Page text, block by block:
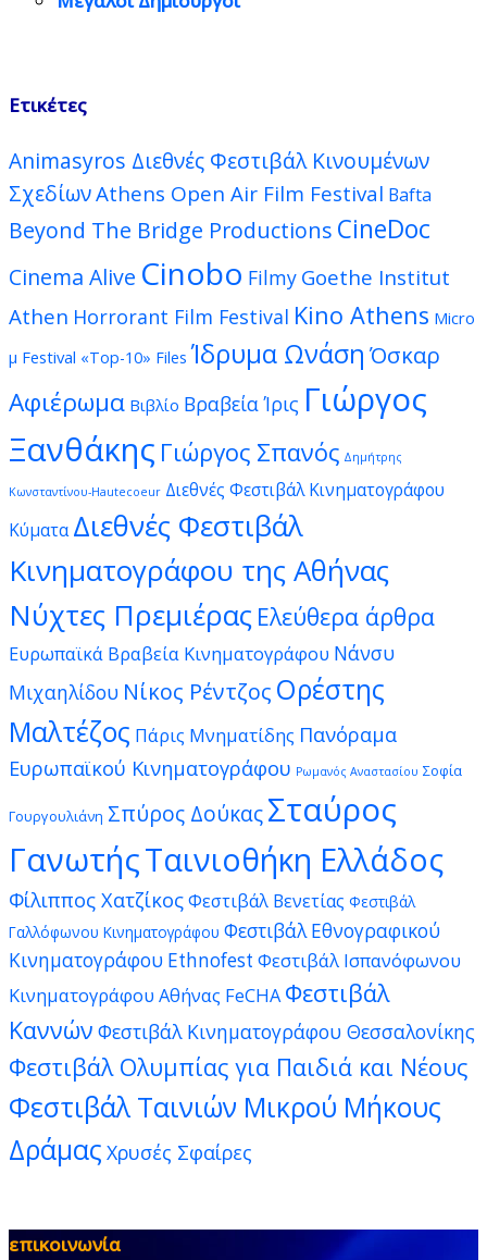
Ετικέτες
Animasyros Διεθνές Φεστιβάλ Κινουμένων
ΣχεδίωνAthens Open Air Film Festival Bafta
Beyond The Bridge Productions CineDoc
Cinema Alive Cinobo Filmy Goethe Institut
Athen Horrorant Film Festival Kino Athens Micro
μ Festival «Top-10» Files Ίδρυμα Ωνάση Όσκαρ
Αφιέρωμα Βιβλίο Βραβεία Ίρις Γιώργος
Ξανθάκης Γιώργος Σπανός Δημήτρης
Κωνσταντίνου-Hautecoeur Διεθνές Φεστιβάλ Κινηματογράφου
Κύματα Διεθνές Φεστιβάλ
Κινηματογράφου της Αθήνας
Νύχτες Πρεμιέρας Ελεύθερα άρθρα
Ευρωπαϊκά Βραβεία Κινηματογράφου Νάνσυ
Μιχαηλίδου Νίκος Ρέντζος Ορέστης
Μαλτέζος Πάρις Μνηματίδης Πανόραμα
Ευρωπαϊκού Κινηματογράφου Ρωμανός Αναστασίου Σοφία
Γουργουλιάνη Σπύρος ΔούκαςΣταύρος
ΓανωτήςΤαινιοθήκη Ελλάδος
Φίλιππος ΧατζίκοςΦεστιβάλ Βενετίας Φεστιβάλ
Γαλλόφωνου Κινηματογράφου Φεστιβάλ Εθνογραφικού
Κινηματογράφου Ethnofest Φεστιβάλ Ισπανόφωνου
Κινηματογράφου Αθήνας FeCHA Φεστιβάλ
Καννών Φεστιβάλ Κινηματογράφου Θεσσαλονίκης
Φεστιβάλ Ολυμπίας για Παιδιά και Νέους
Φεστιβάλ Ταινιών Μικρού Μήκους
Δράμας Χρυσές Σφαίρες
επικοινωνία